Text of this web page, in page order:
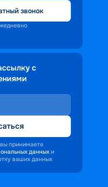
звонок
с
принимаете
данных и
ваших данных